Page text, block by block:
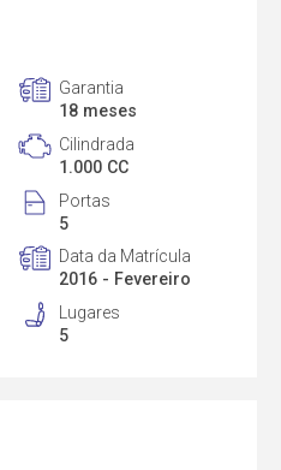
Garantia
18 meses
Cilindrada
1.000 CC
Portas
5
Data da Matrícula
2016 - Fevereiro
Lugares
5